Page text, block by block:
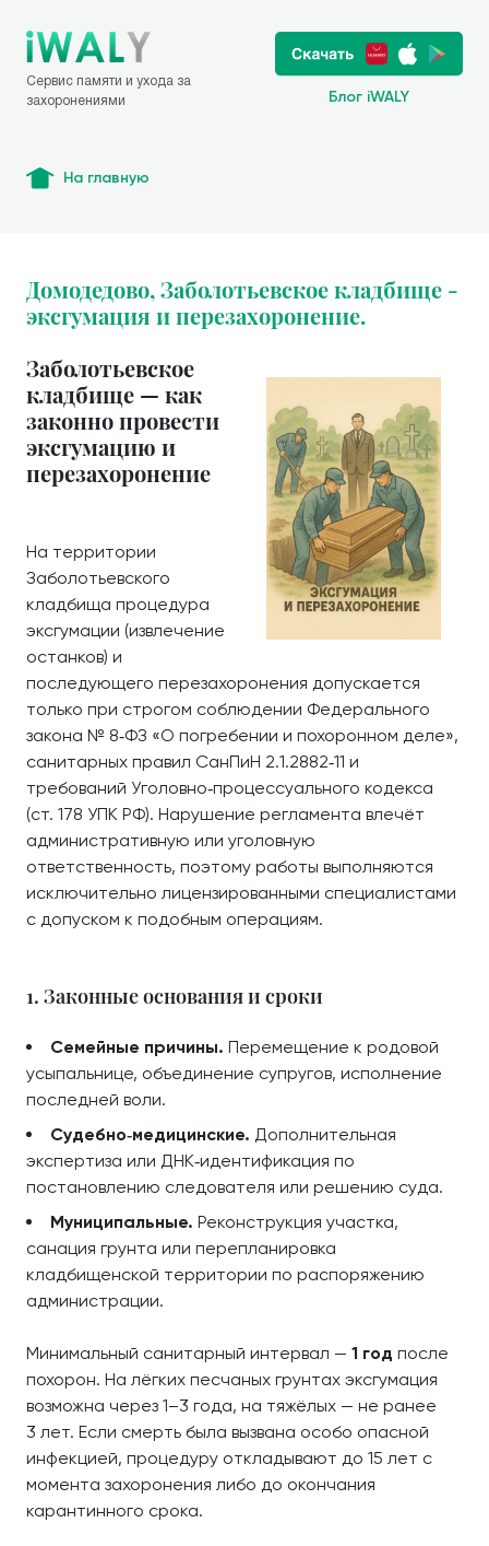
Сервис памяти и ухода за
захоронениями
Блог iWALY
На главную
Домодедово, Заболотьевское кладбище -
эксгумация и перезахоронение.
Заболотьевское
кладбище — как
законно провести
эксгумацию и
перезахоронение
На территории
Заболотьевского
кладбища процедура
эксгумации (извлечение
останков) и
последующего перезахоронения допускается
только при строгом соблюдении Федерального
закона № 8‑ФЗ «О погребении и похоронном деле»,
санитарных правил СанПиН 2.1.2882‑11 и
требований Уголовно‑процессуального кодекса
(ст. 178 УПК РФ). Нарушение регламента влечёт
административную или уголовную
ответственность, поэтому работы выполняются
исключительно лицензированными специалистами
с допуском к подобным операциям.
1. Законные основания и сроки
Семейные причины. Перемещение к родовой
усыпальнице, объединение супругов, исполнение
последней воли.
Судебно‑медицинские. Дополнительная
экспертиза или ДНК‑идентификация по
постановлению следователя или решению суда.
Муниципальные. Реконструкция участка,
санация грунта или перепланировка
кладбищенской территории по распоряжению
администрации.
Минимальный санитарный интервал — 1 год после
похорон. На лёгких песчаных грунтах эксгумация
возможна через 1–3 года, на тяжёлых — не ранее
3 лет. Если смерть была вызвана особо опасной
инфекцией, процедуру откладывают до 15 лет с
момента захоронения либо до окончания
карантинного срока.